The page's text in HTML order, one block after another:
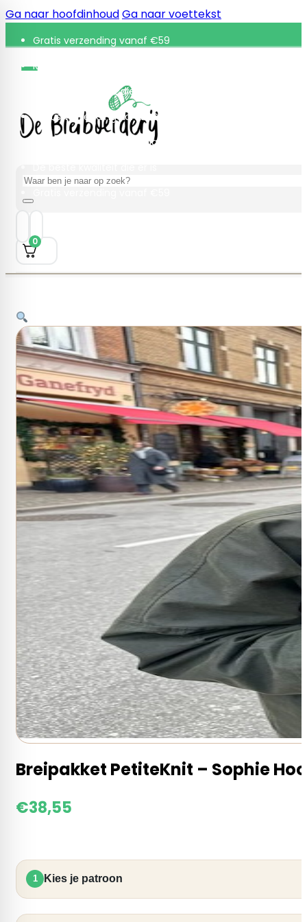
Ga naar hoofdinhoudGa naar voettekst
Gratis verzending vanaf €59
Retourneren binnen 30 dagen
De beste kwaliteit die er is
Gratis verzending vanaf €59
Retourneren binnen 30 dagen
Zoeken
0
Breipakket PetiteKnit – Sophie
€38,55
1 Kies je patroon